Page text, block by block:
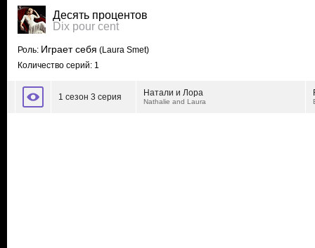
Десять процентов
Dix pour cent
Роль: Играет себя (Laura Smet)
Количество серий: 1
1 сезон 3 серия Натали и Лора
Nathalie and Laura